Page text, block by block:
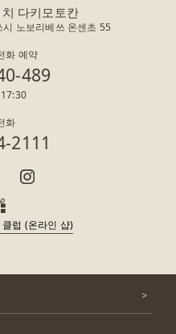
다키모토칸
노보리베쓰 온센초 55
화 예약
489
화
2111
럽 (온라인 샵)